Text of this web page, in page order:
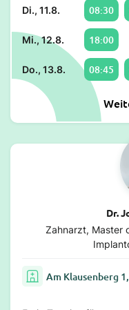
Di., 11.8. 08:30
Mi., 12.8. 18:00
Do., 13.8. 08:45
Dr.
Zahnarzt, Master
Am Klausenberg